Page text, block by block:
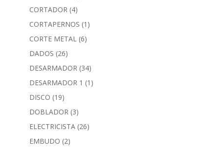
CORTADOR (4)
CORTAPERNOS (1)
CORTE METAL (6)
DADOS (26)
DESARMADOR (34)
DESARMADOR 1 (1)
DISCO (19)
DOBLADOR (3)
ELECTRICISTA (26)
EMBUDO (2)